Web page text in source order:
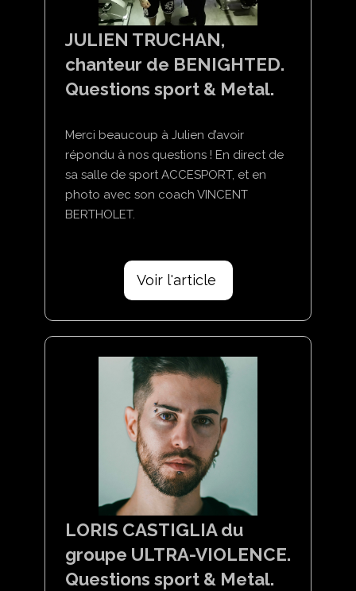
JULIEN TRUCHAN,
chanteur de BENIGHTED.
Questions sport & Metal.
Merci beaucoup à Julien d’avoir
répondu à nos questions ! En direct de
sa salle de sport ACCESPORT, et en
photo avec son coach VINCENT
BERTHOLET.
Voir l'article
LORIS CASTIGLIA du
groupe ULTRA-VIOLENCE.
Questions sport & Metal.